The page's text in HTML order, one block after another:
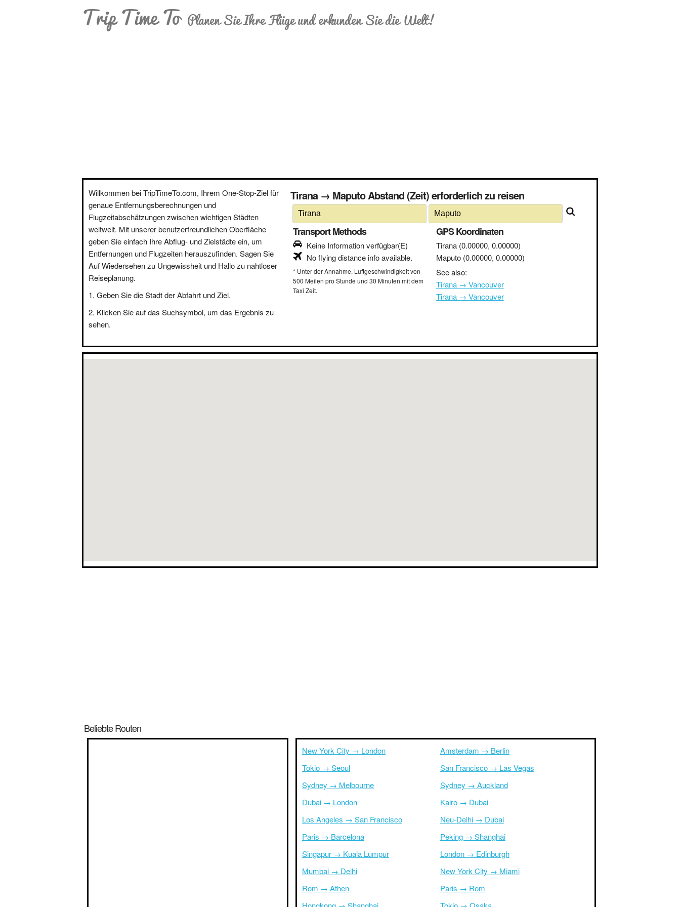
Trip Time To Planen Sie Ihre Flüge und erkunden Sie die Welt!
Willkommen bei TripTimeTo.com, Ihrem One-Stop-Ziel für
genaue Entfernungsberechnungen und
Flugzeitabschätzungen zwischen wichtigen Städten
weltweit. Mit unserer benutzerfreundlichen Oberfläche
geben Sie einfach Ihre Abflug- und Zielstädte ein, um
Entfernungen und Flugzeiten herauszufinden. Sagen Sie
Auf Wiedersehen zu Ungewissheit und Hallo zu nahtloser
Reiseplanung.
Geben Sie die Stadt der Abfahrt und Ziel.
Klicken Sie auf das Suchsymbol, um das Ergebnis zu
sehen.
Tirana → Maputo Abstand (Zeit) erforderlich zu reisen
Transport Methods
Keine Information verfügbar(E)
No flying distance info available.
* Unter der Annahme, Luftgeschwindigkeit von
500 Meilen pro Stunde und 30 Minuten mit dem
Taxi Zeit.
GPS Koordinaten
Tirana (0.00000, 0.00000)
Maputo (0.00000, 0.00000)
See also:
Tirana → Vancouver
Tirana → Vancouver
Beliebte Routen
New York City → London
Tokio → Seoul
Sydney → Melbourne
Dubai → London
Los Angeles → San Francisco
Paris → Barcelona
Singapur → Kuala Lumpur
Mumbai → Delhi
Rom → Athen
Amsterdam → Berlin
San Francisco → Las Vegas
Sydney → Auckland
Kairo → Dubai
Neu-Delhi → Dubai
Peking → Shanghai
London → Edinburgh
New York City → Miami
Paris → Rom